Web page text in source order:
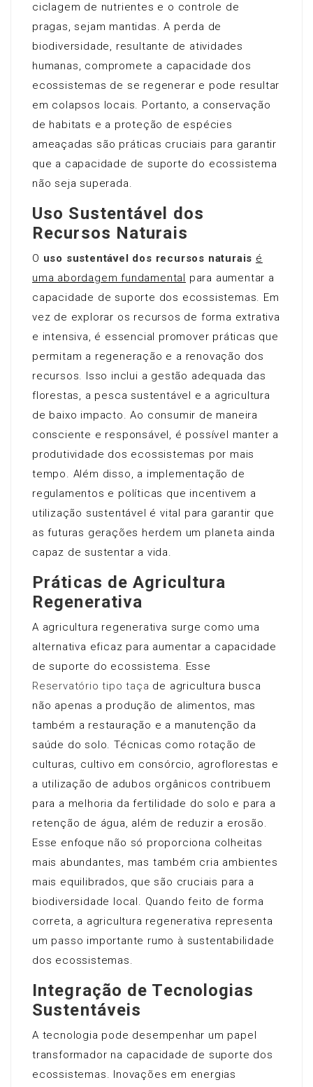
ciclagem de nutrientes e o controle de
pragas, sejam mantidas. A perda de
biodiversidade, resultante de atividades
humanas, compromete a capacidade dos
ecossistemas de se regenerar e pode resultar
em colapsos locais. Portanto, a conservação
de habitats e a proteção de espécies
ameaçadas são práticas cruciais para garantir
que a capacidade de suporte do ecossistema
não seja superada.
Uso Sustentável dos
Recursos Naturais
O uso sustentável dos recursos naturais é
uma abordagem fundamental para aumentar a
capacidade de suporte dos ecossistemas. Em
vez de explorar os recursos de forma extrativa
e intensiva, é essencial promover práticas que
permitam a regeneração e a renovação dos
recursos. Isso inclui a gestão adequada das
florestas, a pesca sustentável e a agricultura
de baixo impacto. Ao consumir de maneira
consciente e responsável, é possível manter a
produtividade dos ecossistemas por mais
tempo. Além disso, a implementação de
regulamentos e políticas que incentivem a
utilização sustentável é vital para garantir que
as futuras gerações herdem um planeta ainda
capaz de sustentar a vida.
Práticas de Agricultura
Regenerativa
A agricultura regenerativa surge como uma
alternativa eficaz para aumentar a capacidade
de suporte do ecossistema. Esse
Reservatório tipo taça de agricultura busca
não apenas a produção de alimentos, mas
também a restauração e a manutenção da
saúde do solo. Técnicas como rotação de
culturas, cultivo em consórcio, agroflorestas e
a utilização de adubos orgânicos contribuem
para a melhoria da fertilidade do solo e para a
retenção de água, além de reduzir a erosão.
Esse enfoque não só proporciona colheitas
mais abundantes, mas também cria ambientes
mais equilibrados, que são cruciais para a
biodiversidade local. Quando feito de forma
correta, a agricultura regenerativa representa
um passo importante rumo à sustentabilidade
dos ecossistemas.
Integração de Tecnologias
Sustentáveis
A tecnologia pode desempenhar um papel
transformador na capacidade de suporte dos
ecossistemas. Inovações em energias